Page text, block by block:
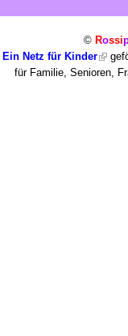
© Rossi
Ein Netz für Kinder
für Familie, Senioren,